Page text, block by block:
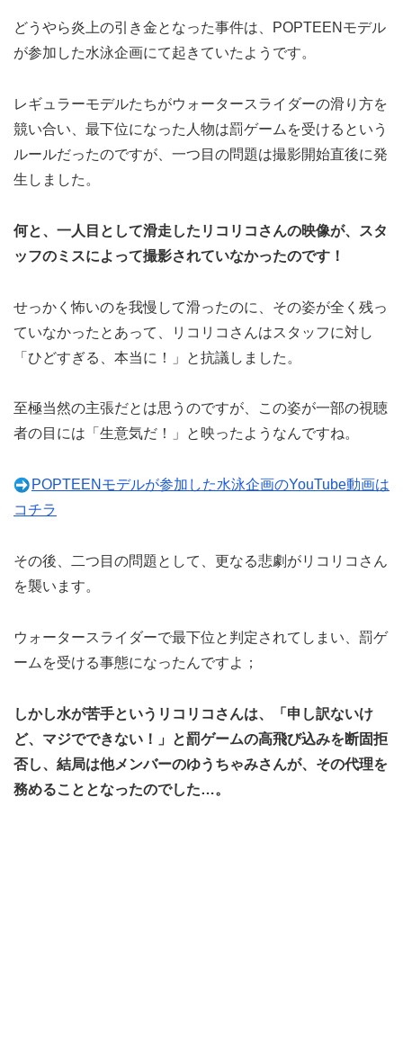
どうやら炎上の引き金となった事件は、POPTEENモデル
が参加した水泳企画にて起きていたようです。
レギュラーモデルたちがウォータースライダーの滑り方を
競い合い、最下位になった人物は罰ゲームを受けるという
ルールだったのですが、一つ目の問題は撮影開始直後に発
生しました。
何と、一人目として滑走したリコリコさんの映像が、スタ
ッフのミスによって撮影されていなかったのです！
せっかく怖いのを我慢して滑ったのに、その姿が全く残っ
ていなかったとあって、リコリコさんはスタッフに対し
「ひどすぎる、本当に！」と抗議しました。
至極当然の主張だとは思うのですが、この姿が一部の視聴
者の目には「生意気だ！」と映ったようなんですね。
POPTEENモデルが参加した水泳企画のYouTube動画は
コチラ
その後、二つ目の問題として、更なる悲劇がリコリコさん
を襲います。
ウォータースライダーで最下位と判定されてしまい、罰ゲ
ームを受ける事態になったんですよ；
しかし水が苦手というリコリコさんは、「申し訳ないけ
ど、マジでできない！」と罰ゲームの高飛び込みを断固拒
否し、結局は他メンバーのゆうちゃみさんが、その代理を
務めることとなったのでした…。